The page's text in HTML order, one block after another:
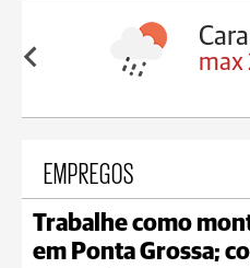
19°C max
EMPREGOS
Trabalhe como
em Ponta Grossa;